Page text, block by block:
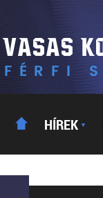
HÍREK ▼